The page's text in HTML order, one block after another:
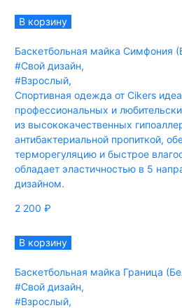
В корзину
Баскетбольная майка Симфония
#Свой дизайн,
#Взрослый,
Спортивная одежда от Cikers
профессиональных и
из высококачественных
антибактериальной пропиткой,
терморегуляцию и быстрое
обладает эластичностью в 5
дизайном.
2 200 ₽
В корзину
Баскетбольная майка Граница
#Свой дизайн,
#Взрослый,